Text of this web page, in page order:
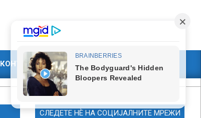
КОНТАКТ МАРКЕТИНГ
СЛЕДЕТЕ НЀ НА СОЦИЈАЛНИТЕ МРЕЖИ